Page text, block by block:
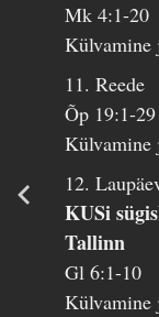
Mk 4:1-20
Külvamine
11. Reede
Õp 19:1-29
Külvamine
12.
KUSi
Tallinn
Gl 6:1-10
Külvamine